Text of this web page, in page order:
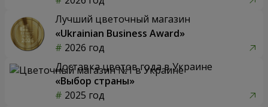
Лучший цветочный магазин
«Ukrainian Business Award»
2026 год
Доставка цветов года в Украине
«Выбор страны»
2025 год